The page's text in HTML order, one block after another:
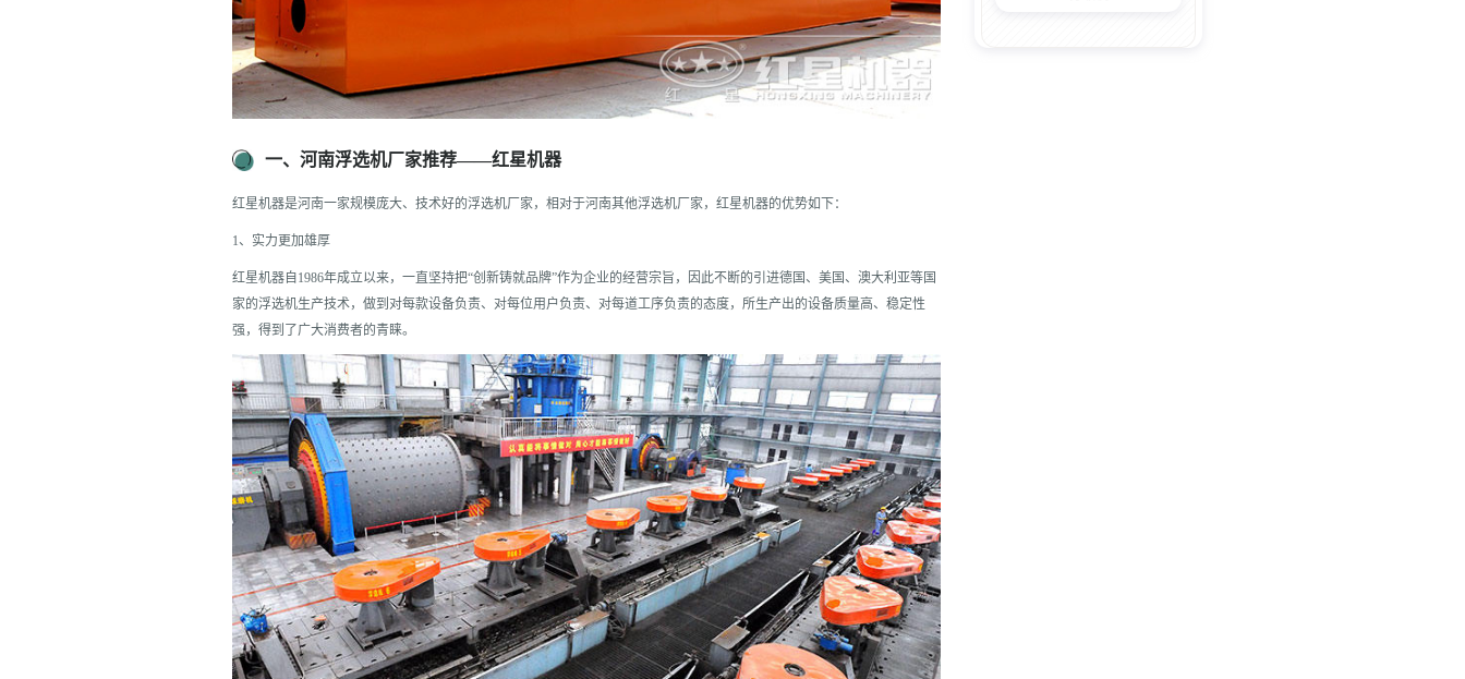
一、河南浮选机厂家推荐——红星机器
红星机器是河南一家规模庞大、技术好的浮选机厂家，相对于河南其他浮选机厂家，红星机器的优势如下：
1、实力更加雄厚
红星机器自1986年成立以来，一直坚持把“创新铸就品牌”作为企业的经营宗旨，因此不断的引进德国、美国、澳大利亚等国
家的浮选机生产技术，做到对每款设备负责、对每位用户负责、对每道工序负责的态度，所生产出的设备质量高、稳定性
强，得到了广大消费者的青睐。